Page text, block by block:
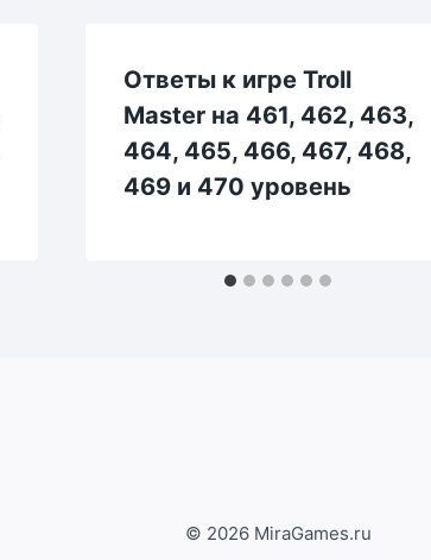
Ответы к игре Troll
Master на 461, 462, 463,
464, 465, 466, 467, 468,
469 и 470 уровень
© 2026 MiraGames.ru